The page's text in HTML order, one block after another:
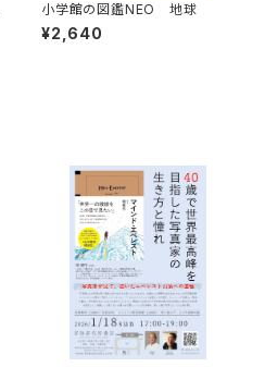
小学館の図鑑NEO 地球
¥2,640